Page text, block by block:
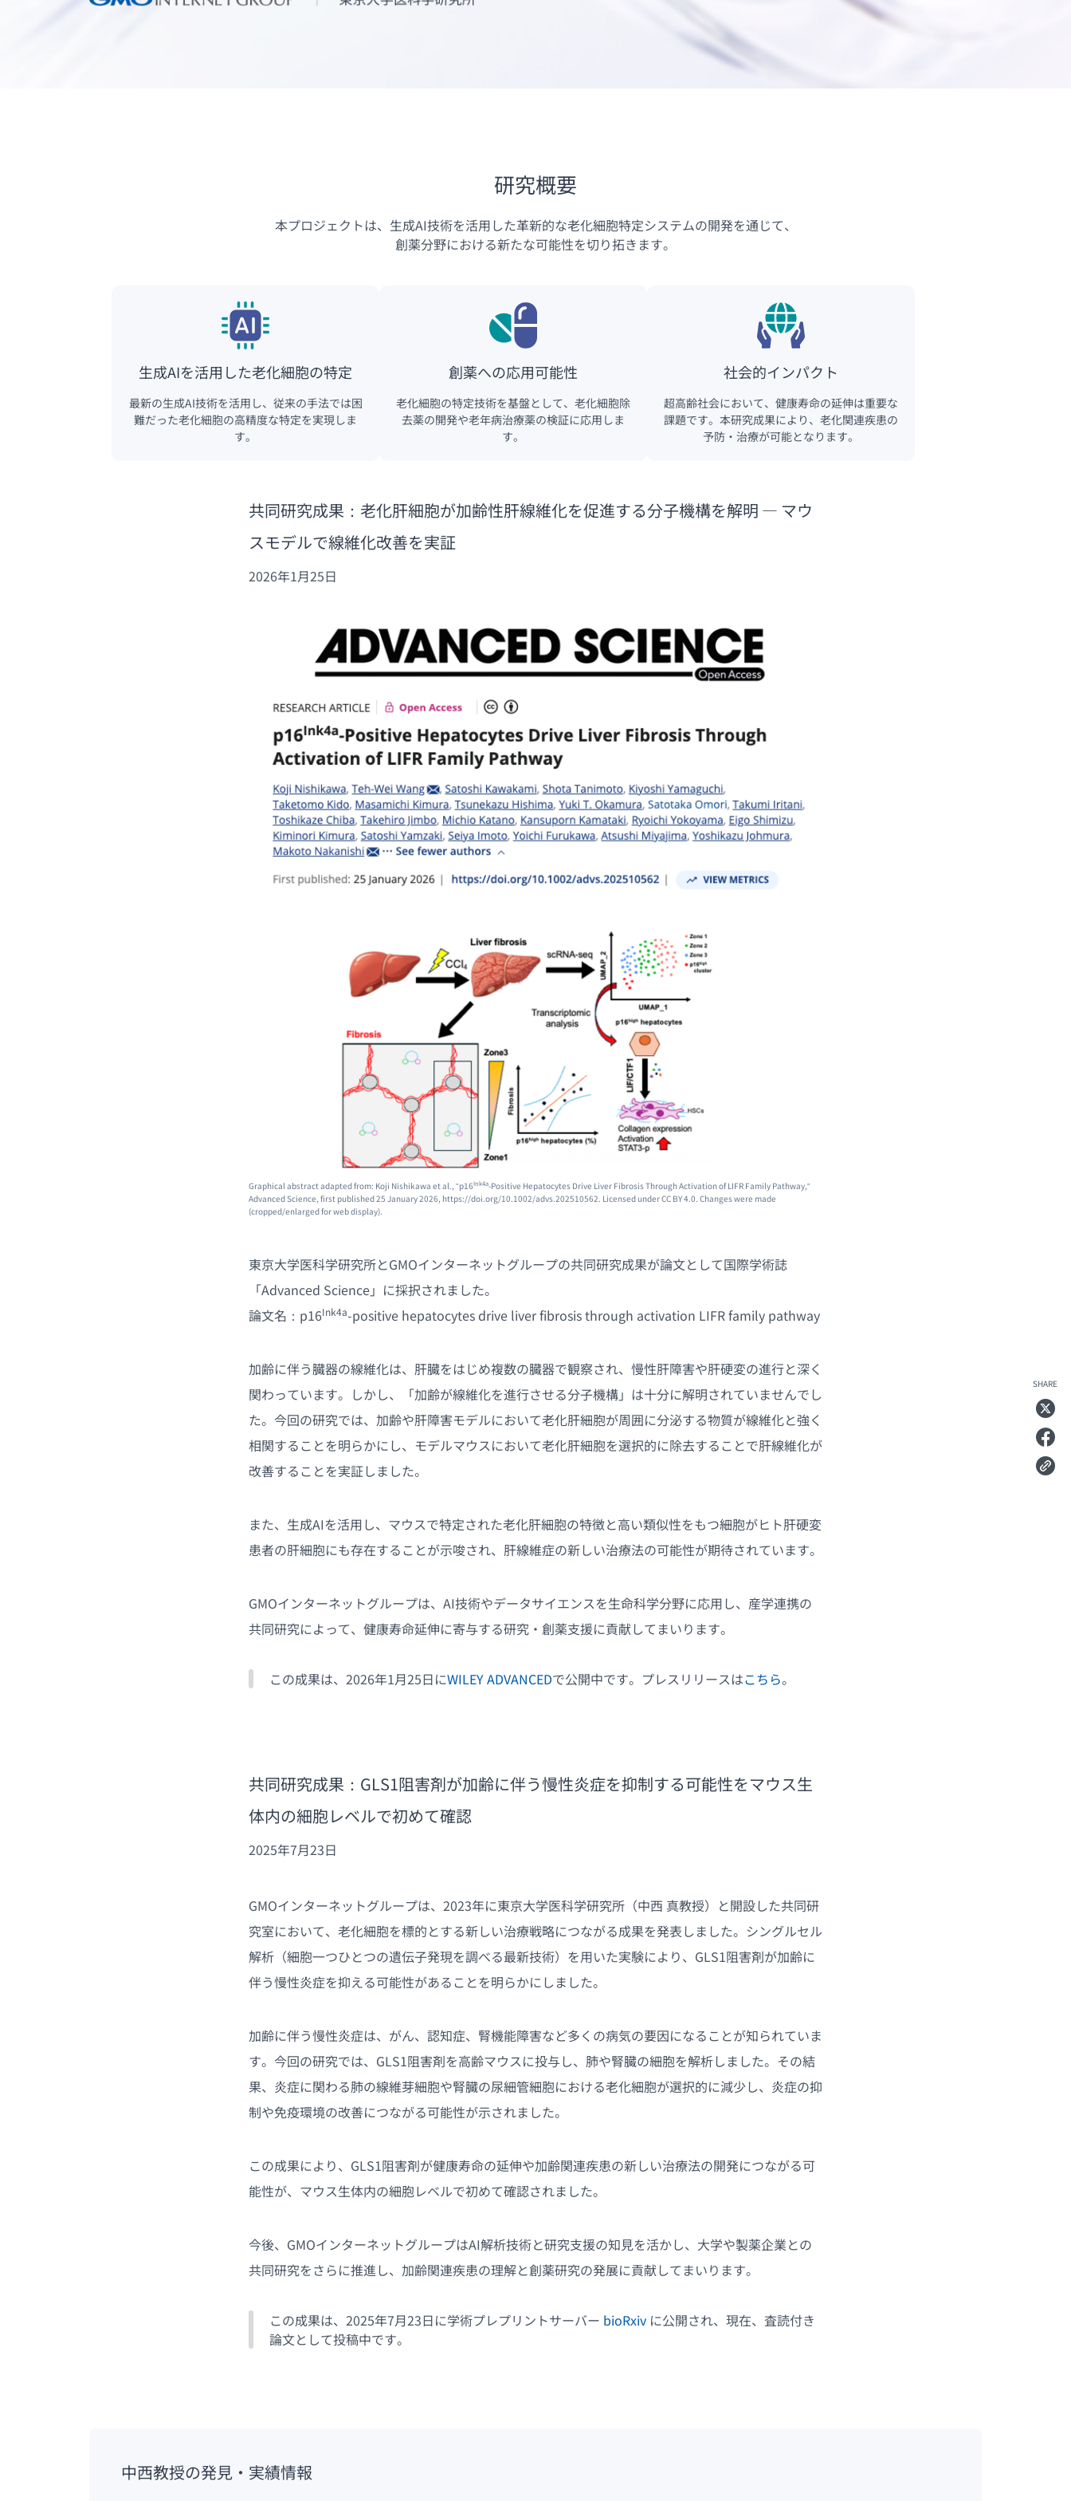
SHARE
研究概要
本プロジェクトは、生成AI技術を活用した革新的な老化細胞特定システムの開発を通じて、
創薬分野における新たな可能性を切り拓きます。
生成AIを活用した老化細胞の特定
最新の生成AI技術を活用し、従来の手法では困
難だった老化細胞の高精度な特定を実現しま
す。
創薬への応用可能性
老化細胞の特定技術を基盤として、老化細胞除
去薬の開発や老年病治療薬の検証に応用しま
す。
社会的インパクト
超高齢社会において、健康寿命の延伸は重要な
課題です。本研究成果により、老化関連疾患の
予防・治療が可能となります。
共同研究成果：老化肝細胞が加齢性肝線維化を促進する分子機構を解明 ― マウ
スモデルで線維化改善を実証
2026年1月25日
Graphical abstract adapted from: Koji Nishikawa et al., "p16Ink4a-Positive Hepatocytes Drive Liver Fibrosis Through Activation of LIFR Family Pathway,"
Advanced Science, first published 25 January 2026, https://doi.org/10.1002/advs.202510562. Licensed under CC BY 4.0. Changes were made
(cropped/enlarged for web display).
東京大学医科学研究所とGMOインターネットグループの共同研究成果が論文として国際学術誌
「Advanced Science」に採択されました。
論文名：p16Ink4a-positive hepatocytes drive liver fibrosis through activation LIFR family pathway
加齢に伴う臓器の線維化は、肝臓をはじめ複数の臓器で観察され、慢性肝障害や肝硬変の進行と深く
関わっています。しかし、「加齢が線維化を進行させる分子機構」は十分に解明されていませんでし
た。今回の研究では、加齢や肝障害モデルにおいて老化肝細胞が周囲に分泌する物質が線維化と強く
相関することを明らかにし、モデルマウスにおいて老化肝細胞を選択的に除去することで肝線維化が
改善することを実証しました。
また、生成AIを活用し、マウスで特定された老化肝細胞の特徴と高い類似性をもつ細胞がヒト肝硬変
患者の肝細胞にも存在することが示唆され、肝線維症の新しい治療法の可能性が期待されています。
GMOインターネットグループは、AI技術やデータサイエンスを生命科学分野に応用し、産学連携の
共同研究によって、健康寿命延伸に寄与する研究・創薬支援に貢献してまいります。
この成果は、2026年1月25日にWILEY ADVANCEDで公開中です。プレスリリースはこちら。
共同研究成果：GLS1阻害剤が加齢に伴う慢性炎症を抑制する可能性をマウス生
体内の細胞レベルで初めて確認
2025年7月23日
GMOインターネットグループは、2023年に東京大学医科学研究所（中西 真教授）と開設した共同研
究室において、老化細胞を標的とする新しい治療戦略につながる成果を発表しました。シングルセル
解析（細胞一つひとつの遺伝子発現を調べる最新技術）を用いた実験により、GLS1阻害剤が加齢に
伴う慢性炎症を抑える可能性があることを明らかにしました。
加齢に伴う慢性炎症は、がん、認知症、腎機能障害など多くの病気の要因になることが知られていま
す。今回の研究では、GLS1阻害剤を高齢マウスに投与し、肺や腎臓の細胞を解析しました。その結
果、炎症に関わる肺の線維芽細胞や腎臓の尿細管細胞における老化細胞が選択的に減少し、炎症の抑
制や免疫環境の改善につながる可能性が示されました。
この成果により、GLS1阻害剤が健康寿命の延伸や加齢関連疾患の新しい治療法の開発につながる可
能性が、マウス生体内の細胞レベルで初めて確認されました。
今後、GMOインターネットグループはAI解析技術と研究支援の知見を活かし、大学や製薬企業との
共同研究をさらに推進し、加齢関連疾患の理解と創薬研究の発展に貢献してまいります。
この成果は、2025年7月23日に学術プレプリントサーバー bioRxiv に公開され、現在、査読付き
論文として投稿中です。
中西教授の発見・実績情報